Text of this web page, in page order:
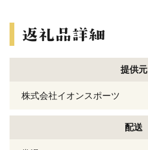
提供元
株式会社イオンスポーツ
配送